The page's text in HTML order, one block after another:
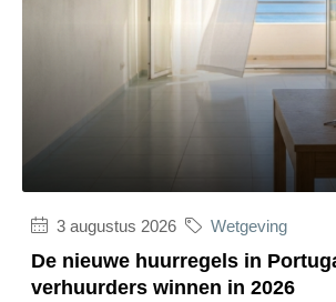
3 augustus 2026 Wetgeving
De nieuwe huurregels in
verhuurders winnen in 2026